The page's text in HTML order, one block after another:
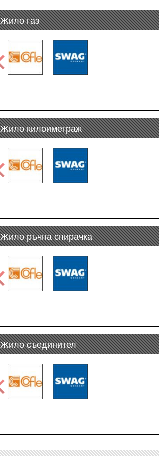
Жило газ
Жило килоиметраж
Жило ръчна спирачка
Жило съединител